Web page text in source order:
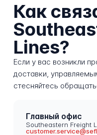
Как
Lines?
Если у вас возникли
доставки,
стесняйтесь
Главный офис
Southeastern Freight